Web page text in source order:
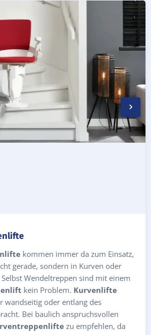
in Harth-Pöllnitz Niederpöllnitz
Kurventreppenlift in Harth-
für Kurventreppenlifte in Harth-
kommen immer da zum Einsatz,
gerade, sondern in Kurven oder
Wendeltreppen sind mit einem
kein Problem. Kurvenlifte
wandseitig oder entlang des
Bei baulich anspruchsvollen
zu empfehlen, da